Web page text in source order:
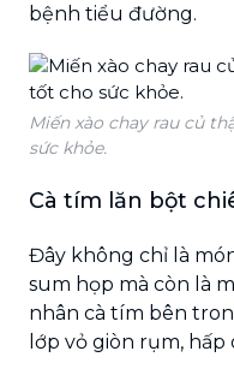
bệnh tiểu đường.
Miến xào chay rau củ
sức khỏe.
Cà tím lăn bột
Đây không chỉ là
sum họp mà còn là
nhân cà tím bên
lớp vỏ giòn rụm, hấp